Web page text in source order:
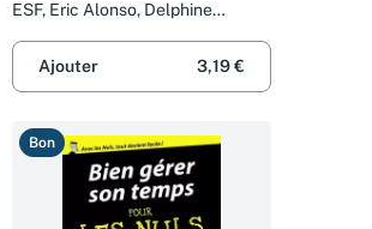
ESF, Eric Alonso, Delphine
Collectif
Ajouter 3,19 €
Bon